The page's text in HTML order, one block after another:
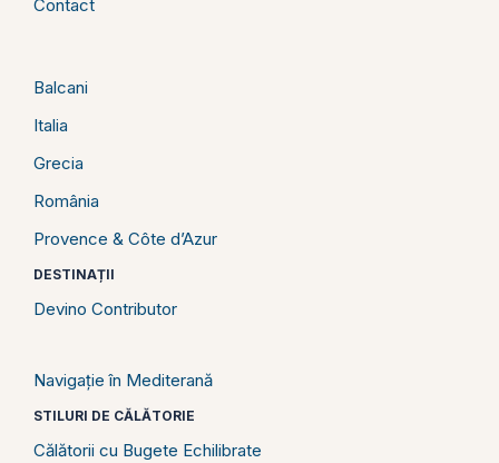
Contact
Balcani
Italia
Grecia
România
Provence & Côte d’Azur
DESTINAȚII
Devino Contributor
Navigație în Mediterană
STILURI DE CĂLĂTORIE
Călătorii cu Bugete Echilibrate